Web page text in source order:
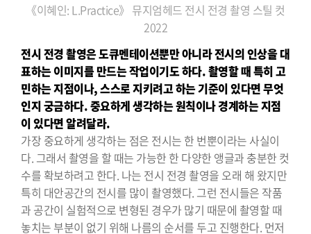
《이혜인: L.Practice》 뮤지엄헤드 전시 전경 촬영 스틸 컷
2022
전시 전경 촬영은 도큐멘테이션뿐만 아니라 전시의 인상을 대
표하는이미지를 만드는 작업이기도 하다. 촬영할 때 특히 고
민하는 지점이나,스스로 지키려고 하는 기준이 있다면 무엇
인지 궁금하다. 중요하게생각하는 원칙이나 경계하는 지점
이 있다면 알려달라.
가장 중요하게 생각하는 점은 전시는 한 번뿐이라는 사실이
다. 그래서 촬영을 할 때는 가능한 한 다양한 앵글과 충분한 컷
수를 확보하려고 한다. 나는 전시 전경 촬영을 오래 해 왔지만
특히 대안공간의 전시를 많이 촬영했다. 그런 전시들은 작품
과 공간이 실험적으로 변형된 경우가 많기 때문에 촬영할 때
놓치는 부분이 없기 위해 나름의 순서를 두고 진행한다. 먼저